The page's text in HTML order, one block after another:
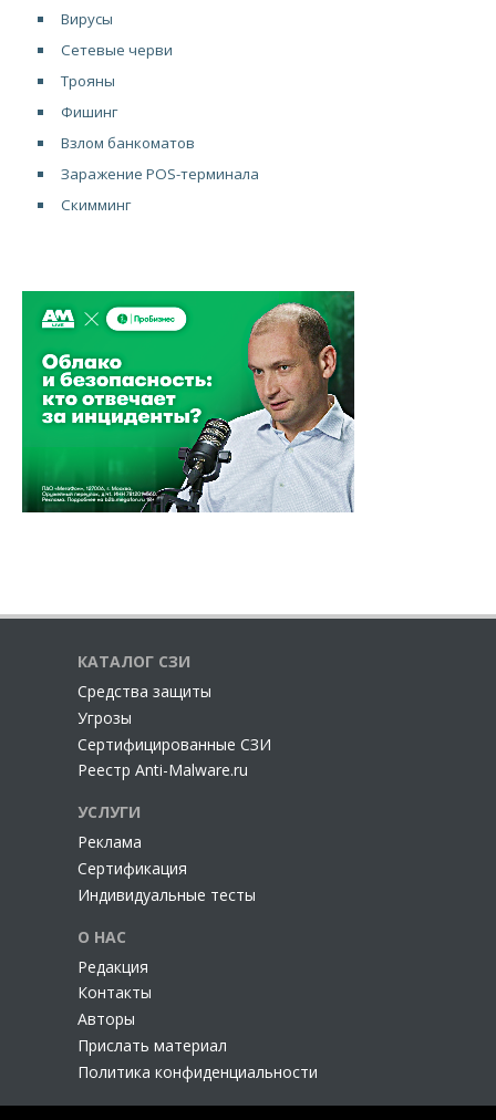
Вирусы
Сетевые черви
Трояны
Фишинг
Взлом банкоматов
Заражение POS-терминала
Скимминг
КАТАЛОГ СЗИ
Cредства защиты
Угрозы
Сертифицированные СЗИ
Реестр Anti-Malware.ru
УСЛУГИ
Реклама
Сертификация
Индивидуальные тесты
О НАС
Редакция
Контакты
Авторы
Прислать материал
Политика конфиденциальности